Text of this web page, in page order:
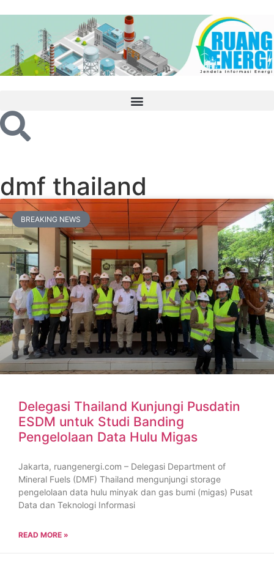
dmf thailand
BREAKING NEWS
Delegasi Thailand Kunjungi Pusdatin
ESDM untuk Studi Banding
Pengelolaan Data Hulu Migas
Jakarta, ruangenergi.com – Delegasi Department of
Mineral Fuels (DMF) Thailand mengunjungi storage
pengelolaan data hulu minyak dan gas bumi (migas) Pusat
Data dan Teknologi Informasi
READ MORE »